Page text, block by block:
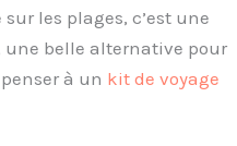
les plages, c’est une
belle alternative pour
à un kit de voyage